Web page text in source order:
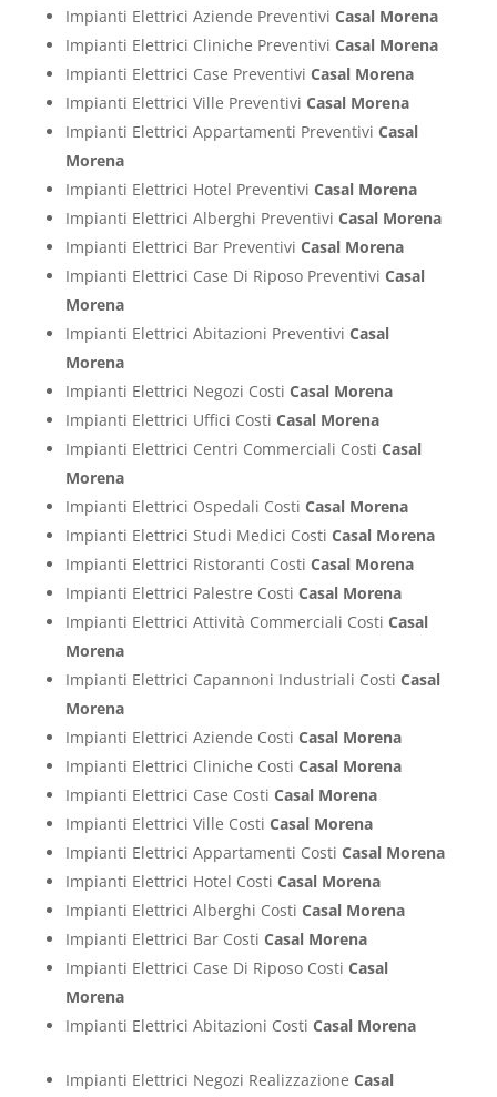
Impianti Elettrici Aziende Preventivi Casal Morena
Impianti Elettrici Cliniche Preventivi Casal Morena
Impianti Elettrici Case Preventivi Casal Morena
Impianti Elettrici Ville Preventivi Casal Morena
Impianti Elettrici Appartamenti Preventivi Casal
Morena
Impianti Elettrici Hotel Preventivi Casal Morena
Impianti Elettrici Alberghi Preventivi Casal Morena
Impianti Elettrici Bar Preventivi Casal Morena
Impianti Elettrici Case Di Riposo Preventivi Casal
Morena
Impianti Elettrici Abitazioni Preventivi Casal
Morena
Impianti Elettrici Negozi Costi Casal Morena
Impianti Elettrici Uffici Costi Casal Morena
Impianti Elettrici Centri Commerciali Costi Casal
Morena
Impianti Elettrici Ospedali Costi Casal Morena
Impianti Elettrici Studi Medici Costi Casal Morena
Impianti Elettrici Ristoranti Costi Casal Morena
Impianti Elettrici Palestre Costi Casal Morena
Impianti Elettrici Attività Commerciali Costi Casal
Morena
Impianti Elettrici Capannoni Industriali Costi Casal
Morena
Impianti Elettrici Aziende Costi Casal Morena
Impianti Elettrici Cliniche Costi Casal Morena
Impianti Elettrici Case Costi Casal Morena
Impianti Elettrici Ville Costi Casal Morena
Impianti Elettrici Appartamenti Costi Casal Morena
Impianti Elettrici Hotel Costi Casal Morena
Impianti Elettrici Alberghi Costi Casal Morena
Impianti Elettrici Bar Costi Casal Morena
Impianti Elettrici Case Di Riposo Costi Casal
Morena
Impianti Elettrici Abitazioni Costi Casal Morena
Impianti Elettrici Negozi Realizzazione Casal